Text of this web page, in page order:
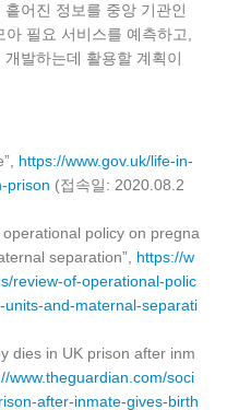
어진 정보를 중앙 기관인
필요 서비스를 예측하고,
발하는데 활용할 계획이
https://www.gov.uk/life-in-
prison (접속일: 2020.08.2
policy on pregna
separation”, https://w
review-of-operational-polic
and-maternal-separati
dies in UK prison after inm
www.theguardian.com/soci
after-inmate-gives-birth